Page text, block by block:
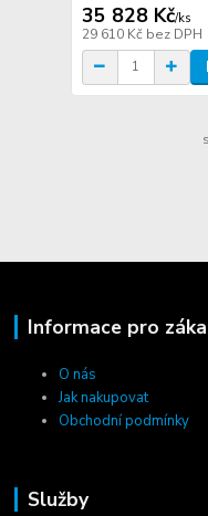
35 828 Kč/ks
29 610 Kč bez DPH
Informace pro
O nás
Jak nakupovat
Obchodní podmínky
Služby